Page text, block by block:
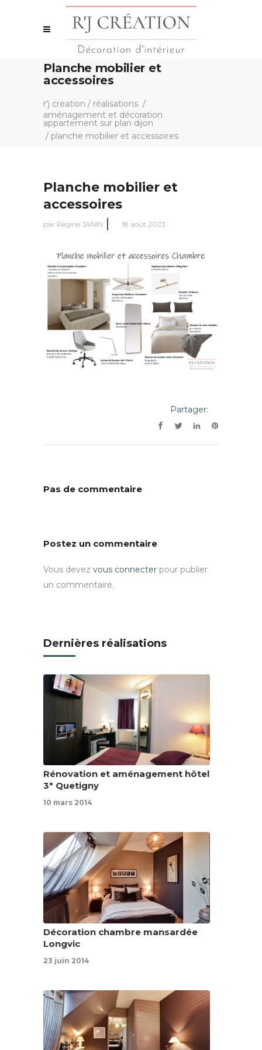
Planche mobilier et
accessoires
r'j creation / réalisations /
aménagement et décoration
appartement sur plan dijon
/ planche mobilier et accessoires
Planche mobilier et
accessoires
par Régine JANIN 18 août 2023
Partager:
Pas de commentaire
Postez un commentaire
Vous devez vous connecter pour publier
un commentaire.
Dernières réalisations
Rénovation et aménagement hôtel
3* Quetigny
10 mars 2014
Décoration chambre mansardée
Longvic
23 juin 2014